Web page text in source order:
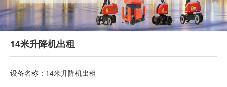
14米升降机出租
设备名称：14米升降机出租